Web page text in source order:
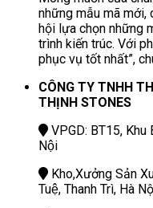
những mẫu mã mới,
hội lựa chọn những
trình kiến trúc. Với
phục vụ tốt nhất”,
CÔNG TY TNHH
THỊNH STONES
VPGD: BT15, Khu
Nội
Kho,Xưởng Sản
Tuệ, Thanh Trì, Hà